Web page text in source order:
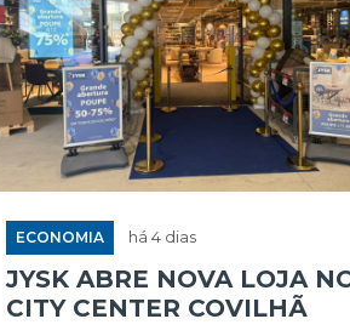
ECONOMIA há 4 dias
JYSK ABRE NOVA LOJA
CITY CENTER COVILHÃ